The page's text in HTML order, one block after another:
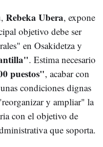
Rebeka Ubera, expone
objetivo debe ser
en Osakidetza y
. Estima necesario
puestos", acabar con
condiciones dignas
y ampliar" la
con el objetivo de
que soporta.